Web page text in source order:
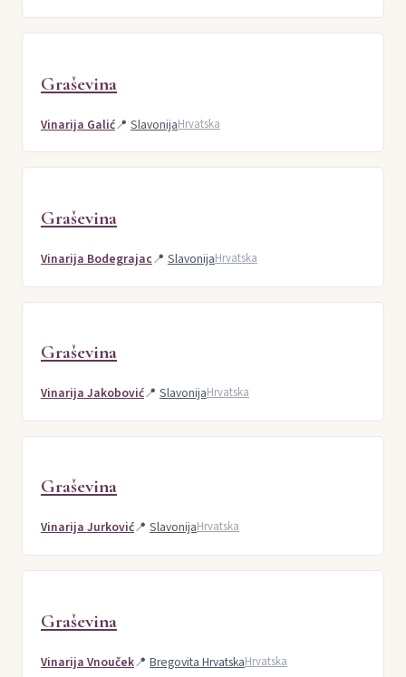
Graševina
Vinarija Galić📍 SlavonijaHrvatska
Graševina
Vinarija Bodegrajac📍 SlavonijaHrvatska
Graševina
Vinarija Jakobović📍 SlavonijaHrvatska
Graševina
Vinarija Jurković📍 SlavonijaHrvatska
Graševina
Vinarija Vnouček📍 Bregovita HrvatskaHrvatska